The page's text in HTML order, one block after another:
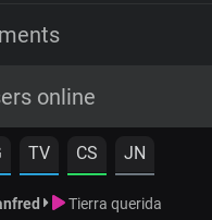
online
TV CS JN
Tierra querida